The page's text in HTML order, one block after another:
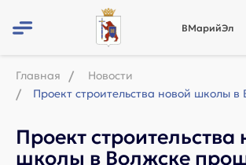
ВМарийЭл
Главная
Новости
Проект строительства
школы в Волжске